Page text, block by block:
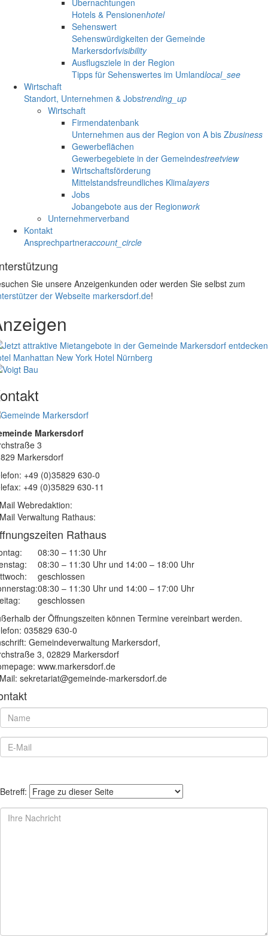
Übernachtungen
Hotels & Pensionenhotel
Sehenswert
Sehenswürdigkeiten der Gemeinde
Markersdorfvisibility
Ausflugsziele in der Region
Tipps für Sehenswertes im Umlandlocal_see
Wirtschaft
Standort, Unternehmen & Jobstrending_up
Wirtschaft
Firmendatenbank
Unternehmen aus der Region von A bis Zbusiness
Gewerbeflächen
Gewerbegebiete in der Gemeindestreetview
Wirtschaftsförderung
Mittelstandsfreundliches Klimalayers
Jobs
Jobangebote aus der Regionwork
Unternehmerverband
Kontakt
Ansprechpartneraccount_circle
Sie unsere Anzeigenkunden oder werden Sie selbst zum
der Webseite markersdorf.de!
Manhattan New York Hotel Nürnberg
Markersdorf
3
Markersdorf
+49 (0)35829 630-0
+49 (0)35829 630-11
Webredaktion:
Verwaltung Rathaus:
Rathaus
08:30 – 11:30 Uhr
08:30 – 11:30 Uhr und 14:00 – 18:00 Uhr
geschlossen
08:30 – 11:30 Uhr und 14:00 – 17:00 Uhr
geschlossen
der Öffnungszeiten können Termine vereinbart werden.
035829 630-0
Gemeindeverwaltung Markersdorf,
3, 02829 Markersdorf
www.markersdorf.de
sekretariat@gemeinde-markersdorf.de
Betreff: